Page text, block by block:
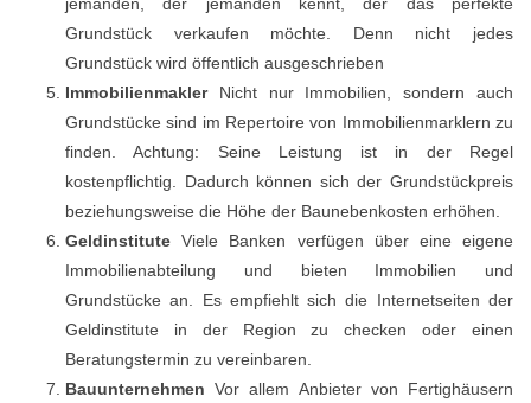
jemanden, der jemanden kennt, der das perfekte
Grundstück verkaufen möchte. Denn nicht jedes
Grundstück wird öffentlich ausgeschrieben
Immobilienmakler Nicht nur Immobilien, sondern auch
Grundstücke sind im Repertoire von Immobilienmarklern zu
finden. Achtung: Seine Leistung ist in der Regel
kostenpflichtig. Dadurch können sich der Grundstückpreis
beziehungsweise die Höhe der Baunebenkosten erhöhen.
GeldinstituteViele Banken verfügen über eine eigene
Immobilienabteilung und bieten Immobilien und
Grundstücke an. Es empfiehlt sich die Internetseiten der
Geldinstitute in der Region zu checken oder einen
Beratungstermin zu vereinbaren.
BauunternehmenVor allem Anbieter von Fertighäusern